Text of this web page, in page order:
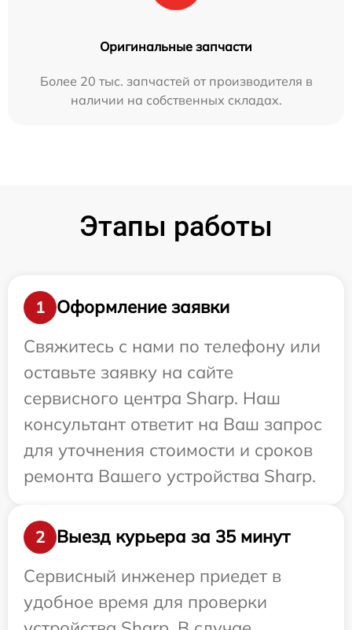
Оригинальные запчасти
Более 20 тыс. запчастей от производителя в
наличии на собственных складах.
Этапы работы
1
Оформление заявки
Свяжитесь с нами по телефону или
оставьте заявку на сайте
сервисного центра Sharp. Наш
консультант ответит на Ваш запрос
для уточнения стоимости и сроков
ремонта Вашего устройства Sharp.
2
Выезд курьера за 35 минут
Сервисный инженер приедет в
удобное время для проверки